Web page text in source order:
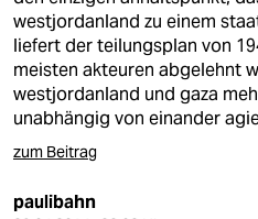
westjordanland zu einem
liefert der teilungsplan von
meisten akteuren abgelehnt
westjordanland und gaza
unabhängig von einander
zum Beitrag
paulibahn